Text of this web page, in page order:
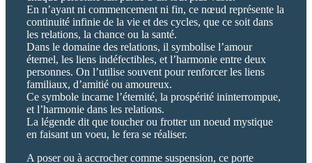
En n’ayant ni commencement ni fin, ce nœud représente la
continuité infinie de la vie et des cycles, que ce soit dans
les relations, la chance ou la santé.
Dans le domaine des relations, il symbolise l’amour
éternel, les liens indéfectibles, et l’harmonie entre deux
personnes. On l’utilise souvent pour renforcer les liens
familiaux, d’amitié ou amoureux.
Ce symbole incarne l’éternité, la prospérité ininterrompue,
et l’harmonie dans les relations.
La légende dit que toucher ou frotter un noeud mystique
en faisant un voeu, le fera se réaliser.
A poser ou à accrocher comme suspension, ce porte